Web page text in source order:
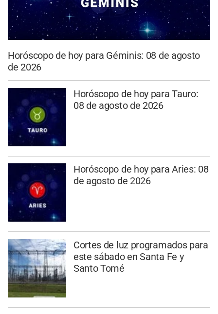
Horóscopo de hoy para Géminis: 08 de agosto
de 2026
Horóscopo de hoy para Tauro:
08 de agosto de 2026
Horóscopo de hoy para Aries: 08
de agosto de 2026
Cortes de luz programados para
este sábado en Santa Fe y
Santo Tomé